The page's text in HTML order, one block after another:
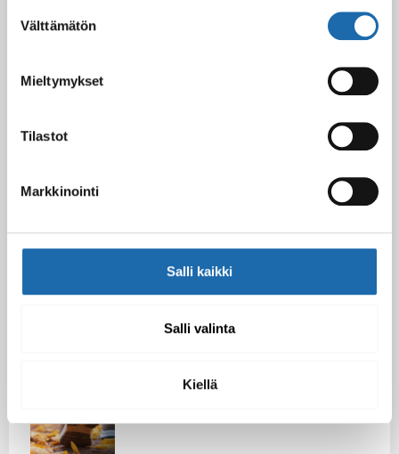
valinta
Välttämätön
Mieltymykset
Tilastot
Markkinointi
Salli kaikki
Salli valinta
Kiellä
Tutustu uuteen kengänhoitosarjaamme